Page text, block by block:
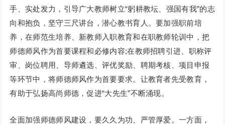
手、实处发力，引导广大教师树立“躬耕教坛、强国有我”的志
向和抱负，坚守三尺讲台，潜心教书育人。要加强职前培
养，在师范生培养、新教师入职教育和在职教师轮训中，把
师德师风作为首要课程和必修内容;在教师招聘引进、职称评
审、岗位聘用、导师遴选、评优奖励、聘期考核、项目申报
等环节中，将师德师风作为首要要求。让教育者先受教育，
有助于弘扬高尚师德，促进“大先生”不断涌现。
全面加强师德师风建设，要久久为功、严管厚爱。一方面，